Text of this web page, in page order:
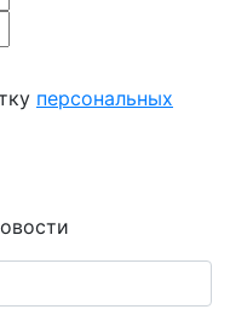
персональных